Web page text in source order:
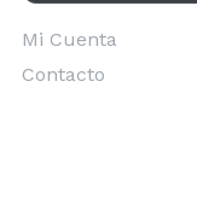
Mi Cuenta
Contacto